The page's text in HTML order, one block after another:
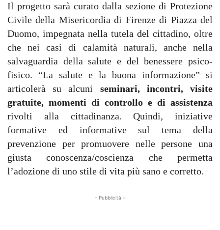
Il progetto sarà curato dalla sezione di Protezione
Civile della Misericordia di Firenze di Piazza del
Duomo, impegnata nella tutela del cittadino, oltre
che nei casi di calamità naturali, anche nella
salvaguardia della salute e del benessere psico-
fisico. “La salute e la buona informazione” si
articolerà su alcuni seminari, incontri, visite
gratuite, momenti di controllo e di assistenza
rivolti alla cittadinanza. Quindi, iniziative
formative ed informative sul tema della
prevenzione per promuovere nelle persone una
giusta conoscenza/coscienza che permetta
l’adozione di uno stile di vita più sano e corretto.
- Pubblicità -